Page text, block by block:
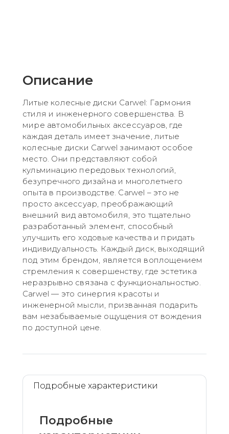
Описание
Литые колесные диски Carwel: Гармония
стиля и инженерного совершенства. В
мире автомобильных аксессуаров, где
каждая деталь имеет значение, литые
колесные диски Carwel занимают особое
место. Они представляют собой
кульминацию передовых технологий,
безупречного дизайна и многолетнего
опыта в производстве. Carwel – это не
просто аксессуар, преображающий
внешний вид автомобиля, это тщательно
разработанный элемент, способный
улучшить его ходовые качества и придать
индивидуальность. Каждый диск, выходящий
под этим брендом, является воплощением
стремления к совершенству, где эстетика
неразрывно связана с функциональностью.
Carwel — это синергия красоты и
инженерной мысли, призванная подарить
вам незабываемые ощущения от вождения
по доступной цене.
Подробные характеристики
Подробные